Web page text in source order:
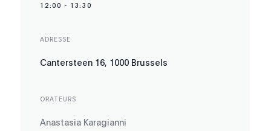
12:00 - 13:30
ADRESSE
Cantersteen 16, 1000 Brussels
ORATEURS
Anastasia Karagianni